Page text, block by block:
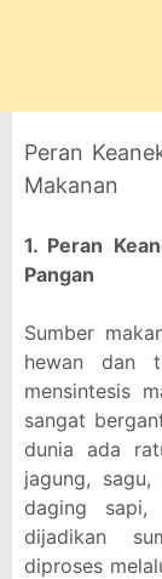
Peran
Makanan
1. Peran
Pangan
Sumber
hewan dan
mensintesis
sangat
dunia ada
jagung,
daging
dijadikan
diproses